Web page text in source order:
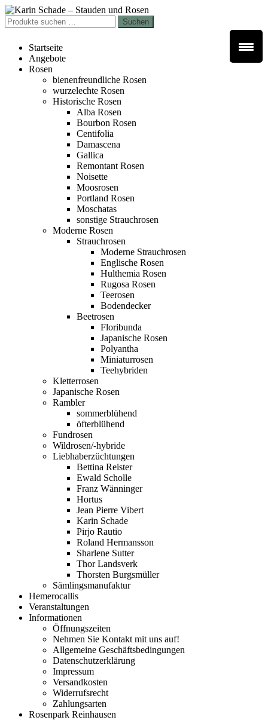
Zur
Navigation
springen
Zum
Inhalt
springen
Suchen
nach:
Suchen
Startseite
Angebote
Rosen
bienenfreundliche Rosen
wurzelechte Rosen
Historische Rosen
Alba Rosen
Bourbon Rosen
Centifolia
Damascena
Gallica
Remontant Rosen
Noisette
Moosrosen
Portland Rosen
Moschatas
sonstige Strauchrosen
Moderne Rosen
Strauchrosen
Moderne Strauchrosen
Englische Rosen
Hulthemia Rosen
Rugosa Rosen
Teerosen
Bodendecker
Beetrosen
Floribunda
Japanische Rosen
Polyantha
Miniaturrosen
Teehybriden
Kletterrosen
Japanische Rosen
Rambler
sommerblühend
öfterblühend
Fundrosen
Wildrosen/-hybride
Liebhaberzüchtungen
Bettina Reister
Ewald Scholle
Franz Wänninger
Hortus
Jean Pierre Vibert
Karin Schade
Pirjo Rautio
Roland Hermansson
Sharlene Sutter
Thor Landsverk
Thorsten Burgsmüller
Sämlingsmanufaktur
Hemerocallis
Veranstaltungen
Informationen
Öffnungszeiten
Nehmen Sie Kontakt mit uns auf!
Allgemeine Geschäftsbedingungen
Datenschutzerklärung
Impressum
Versandkosten
Widerrufsrecht
Zahlungsarten
Rosenpark Reinhausen